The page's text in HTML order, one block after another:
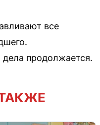
все
дела продолжается.